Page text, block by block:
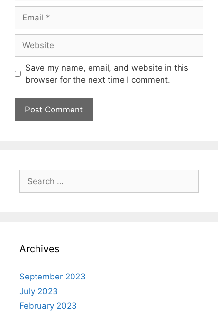
Save my name, email, and website in this
browser for the next time I comment.
Archives
September 2023
July 2023
February 2023